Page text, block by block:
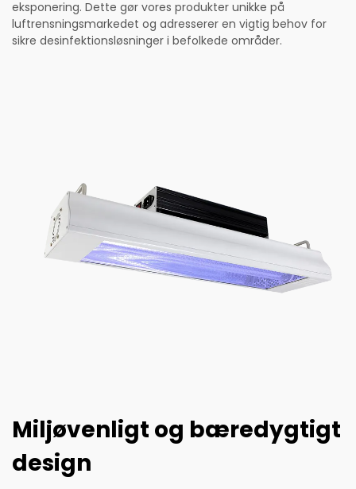
eksponering. Dette gør vores produkter unikke på
luftrensningsmarkedet og adresserer en vigtig behov for
sikre desinfektionsløsninger i befolkede områder.
Miljøvenligt og bæredygtigt
design